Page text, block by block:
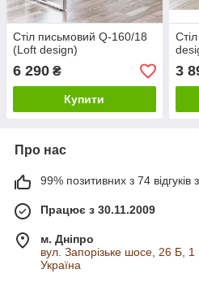
Стіл письмовий Q-160/18
(Loft design)
6 290 ₴
Купити
3
Про нас
99% позитивних з 74 відгуків
Працює з 30.11.2009
м. Дніпро
вул. Запорізьке шосе, 26 Б,
Україна